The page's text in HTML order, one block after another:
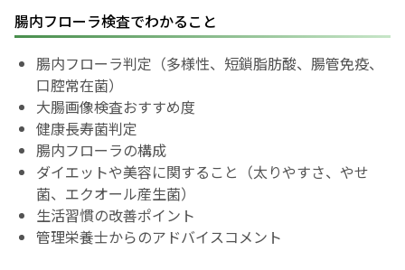
腸内フローラ検査でわかること
腸内フローラ判定（多様性、短鎖脂肪酸、腸管免疫、
口腔常在菌）
大腸画像検査おすすめ度
健康長寿菌判定
腸内フローラの構成
ダイエットや美容に関すること（太りやすさ、やせ
菌、エクオール産生菌）
生活習慣の改善ポイント
管理栄養士からのアドバイスコメント
遠方にお住まいで当院での出産を希望される方へ
医師プロフィール
English Page